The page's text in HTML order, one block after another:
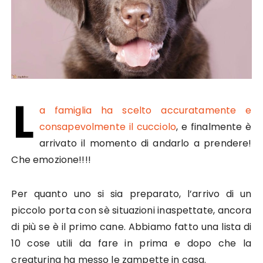
L a famiglia ha scelto accuratamente e
consapevolmente il cucciolo, e finalmente è
arrivato il momento di andarlo a prendere!
Che emozione!!!!
Per quanto uno si sia preparato, l’arrivo di un
piccolo porta con sè situazioni inaspettate, ancora
di più se è il primo cane. Abbiamo fatto una lista di
10 cose utili da fare in prima e dopo che la
creaturina ha messo le zampette in casa.